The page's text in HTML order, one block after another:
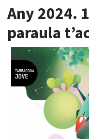
Any 2024.
paraula